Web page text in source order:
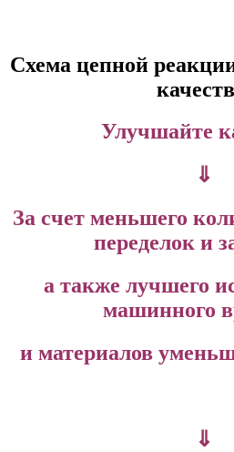
Схема цепной
Улучшайте
⇓
За счет меньшего
переделок и
а также лучшего
машинного
и материалов
⇓